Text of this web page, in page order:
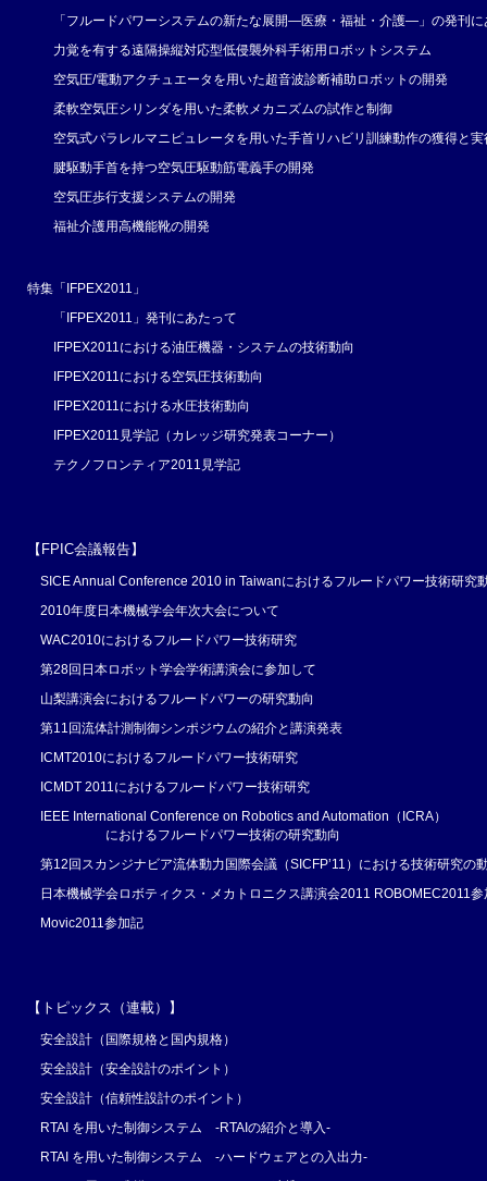
「フルードパワーシステムの新たな展開―医療・福祉・介護―」の発刊に
力覚を有する遠隔操縦対応型低侵襲外科手術用ロボットシステム
空気圧/電動アクチュエータを用いた超音波診断補助ロボットの開発
柔軟空気圧シリンダを用いた柔軟メカニズムの試作と制御
空気式パラレルマニピュレータを用いた手首リハビリ訓練動作の獲得と実
腱駆動手首を持つ空気圧駆動筋電義手の開発
空気圧歩行支援システムの開発
福祉介護用高機能靴の開発
特集「IFPEX2011」
「IFPEX2011」発刊にあたって
IFPEX2011における油圧機器・システムの技術動向
IFPEX2011における空気圧技術動向
IFPEX2011における水圧技術動向
IFPEX2011見学記（カレッジ研究発表コーナー）
テクノフロンティア2011見学記
【FPIC会議報告】
SICE Annual Conference 2010 in Taiwanにおけるフルードパワー技術研究
2010年度日本機械学会年次大会について
WAC2010におけるフルードパワー技術研究
第28回日本ロボット学会学術講演会に参加して
山梨講演会におけるフルードパワーの研究動向
第11回流体計測制御シンポジウムの紹介と講演発表
ICMT2010におけるフルードパワー技術研究
ICMDT 2011におけるフルードパワー技術研究
IEEE International Conference on Robotics and Automation（ICRA）
におけるフルードパワー技術の研究動向
第12回スカンジナビア流体動力国際会議（SICFP’11）における技術研究の
日本機械学会ロボティクス・メカトロニクス講演会2011 ROBOMEC2011参
Movic2011参加記
【トピックス（連載）】
安全設計（国際規格と国内規格）
安全設計（安全設計のポイント）
安全設計（信頼性設計のポイント）
RTAI を用いた制御システム -RTAIの紹介と導入-
RTAI を用いた制御システム -ハードウェアとの入出力-